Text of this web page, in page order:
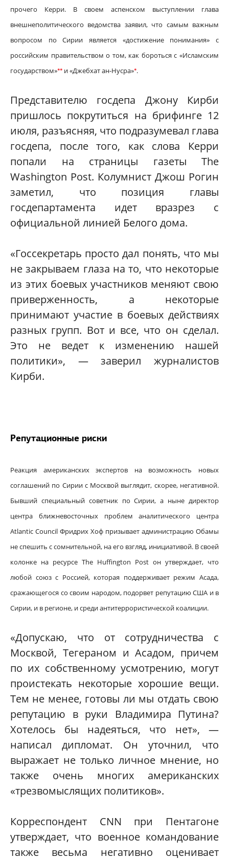
прочего Керри. В своем аспенском выступлении глава
внешнеполитического ведомства заявил, что самым важным
вопросом по Сирии является «достижение понимания» с
российским правительством о том, как бороться с «Исламским
государством»** и «Джебхат ан-Нусра»*.
Представителю госдепа Джону Кирби
пришлось покрутиться на брифинге 12
июля, разъясняя, что подразумевал глава
госдепа, после того, как слова Керри
попали на страницы газеты The
Washington Post. Колумнист Джош Рогин
заметил, что позиция главы
госдепартамента идет вразрез с
официальной линией Белого дома.
«Госсекретарь просто дал понять, что мы
не закрываем глаза на то, что некоторые
из этих боевых участников меняют свою
приверженность, а некоторые
принимают участие в боевых действиях
разных групп. Вот и все, что он сделал.
Это не ведет к изменению нашей
политики», — заверил журналистов
Кирби.
Репутационные риски
Реакция американских экспертов на возможность новых
соглашений по Сирии с Москвой выглядит, скорее, негативной.
Бывший специальный советник по Сирии, а ныне директор
центра ближневосточных проблем аналитического центра
Atlantic Council Фридрих Хоф призывает администрацию Обамы
не спешить с сомнительной, на его взгляд, инициативой. В своей
колонке на ресурсе The Huffington Post он утверждает, что
любой союз с Россией, которая поддерживает режим Асада,
сражающегося со своим народом, подорвет репутацию США и в
Сирии, и в регионе, и среди антитеррористической коалиции.
«Допускаю, что от сотрудничества с
Москвой, Тегераном и Асадом, причем
по их собственному усмотрению, могут
проистекать некоторые хорошие вещи.
Тем не менее, готовы ли мы отдать свою
репутацию в руки Владимира Путина?
Хотелось бы надеяться, что нет», —
написал дипломат. Он уточнил, что
выражает не только личное мнение, но
также очень многих американских
«трезвомыслящих политиков».
Корреспондент CNN при Пентагоне
утверждает, что военное командование
также весьма негативно оценивает